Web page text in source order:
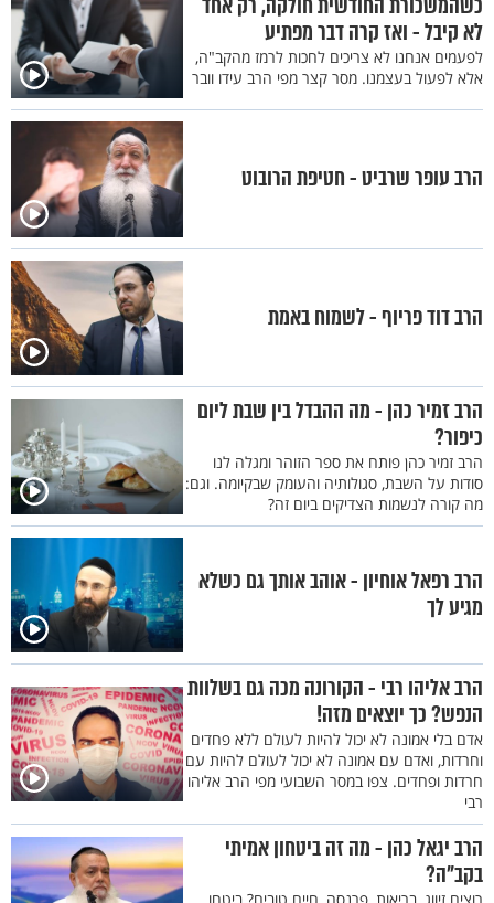
לא קיבל - ואז קרה דבר מפתיע
לפעמים אנחנו לא צריכים לחכות לרמז מהקב"ה,
אלא לפעול בעצמנו. מסר קצר מפי הרב עידו וובר
הרב עופר שרביט - חטיפת הרובוט
הרב דוד פריוף - לשמוח באמת
הרב זמיר כהן - מה ההבדל בין שבת ליום
כיפור?
הרב זמיר כהן פותח את ספר הזוהר ומגלה לנו
סודות על השבת, סגולותיה והעומק שבקיומה. וגם:
מה קורה לנשמות הצדיקים ביום זה?
הרב רפאל אוחיון - אוהב אותך גם כשלא
מגיע לך
הרב אליהו רבי - הקורונה מכה גם בשלוות
הנפש? כך יוצאים מזה!
אדם בלי אמונה לא יכול להיות לעולם ללא פחדים
וחרדות, ואדם עם אמונה לא יכול לעולם להיות עם
חרדות ופחדים. צפו במסר השבועי מפי הרב אליהו
רבי
הרב יגאל כהן - מה זה ביטחון אמיתי
בקב"ה?